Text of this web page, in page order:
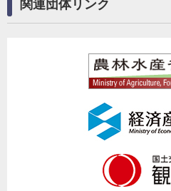
関連団体リンク